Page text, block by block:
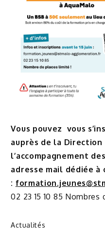
Vous pouvez vous
auprès de la
l’accompagnement
adresse mail dédiée à
:
02 23 15 10 85
Actualités